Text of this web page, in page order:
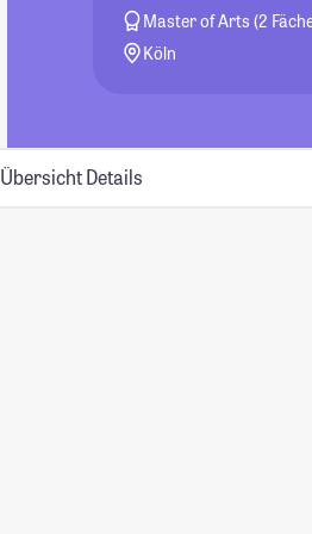
Master of Arts (2
Köln
Übersicht Details